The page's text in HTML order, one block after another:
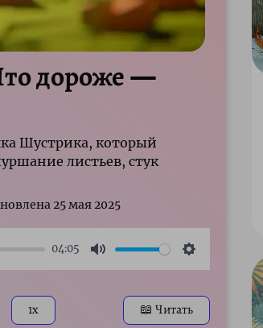
дороже ―
Шустрика, который
листьев, стук
04:05
Mute Settings
1x 📖 Читать